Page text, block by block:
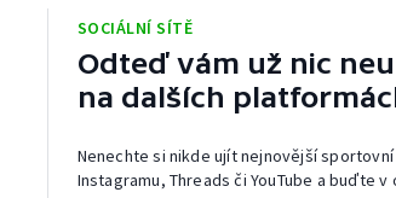
SOCIÁLNÍ SÍTĚ
Odteď vám už nic
na dalších
Nenechte si nikde ujít nejnovější
Instagramu, Threads či YouTube a buďte v